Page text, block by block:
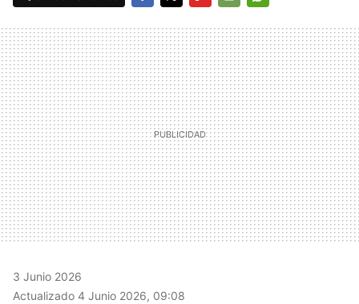
MAIL
3 Junio 2026
Actualizado 4 Junio 2026, 09:08